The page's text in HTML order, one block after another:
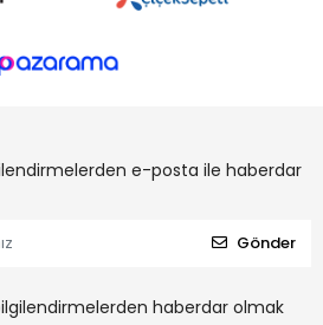
e-posta ile haberdar
Gönder
haberdar olmak